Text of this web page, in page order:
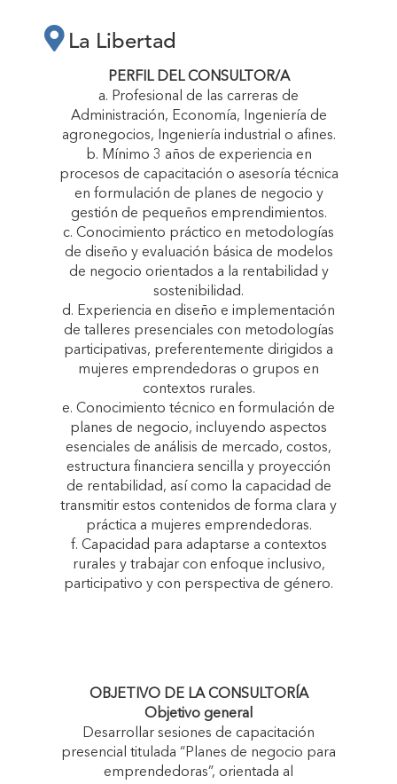
“CRECEMOS
JUNTAS”"
La Libertad
PERFIL DEL CONSULTOR/A
a. Profesional de las carreras de
Administración, Economía, Ingeniería de
agronegocios, Ingeniería industrial o afines.
b. Mínimo 3 años de experiencia en
procesos de capacitación o asesoría técnica
en formulación de planes de negocio y
gestión de pequeños emprendimientos.
c. Conocimiento práctico en metodologías
de diseño y evaluación básica de modelos
de negocio orientados a la rentabilidad y
sostenibilidad.
d. Experiencia en diseño e implementación
de talleres presenciales con metodologías
participativas, preferentemente dirigidos a
mujeres emprendedoras o grupos en
contextos rurales.
e. Conocimiento técnico en formulación de
planes de negocio, incluyendo aspectos
esenciales de análisis de mercado, costos,
estructura financiera sencilla y proyección
de rentabilidad, así como la capacidad de
transmitir estos contenidos de forma clara y
práctica a mujeres emprendedoras.
f. Capacidad para adaptarse a contextos
rurales y trabajar con enfoque inclusivo,
participativo y con perspectiva de género.
OBJETIVO DE LA CONSULTORÍA
Objetivo general
Desarrollar sesiones de capacitación
presencial titulada “Planes de negocio para
emprendedoras”, orientada al